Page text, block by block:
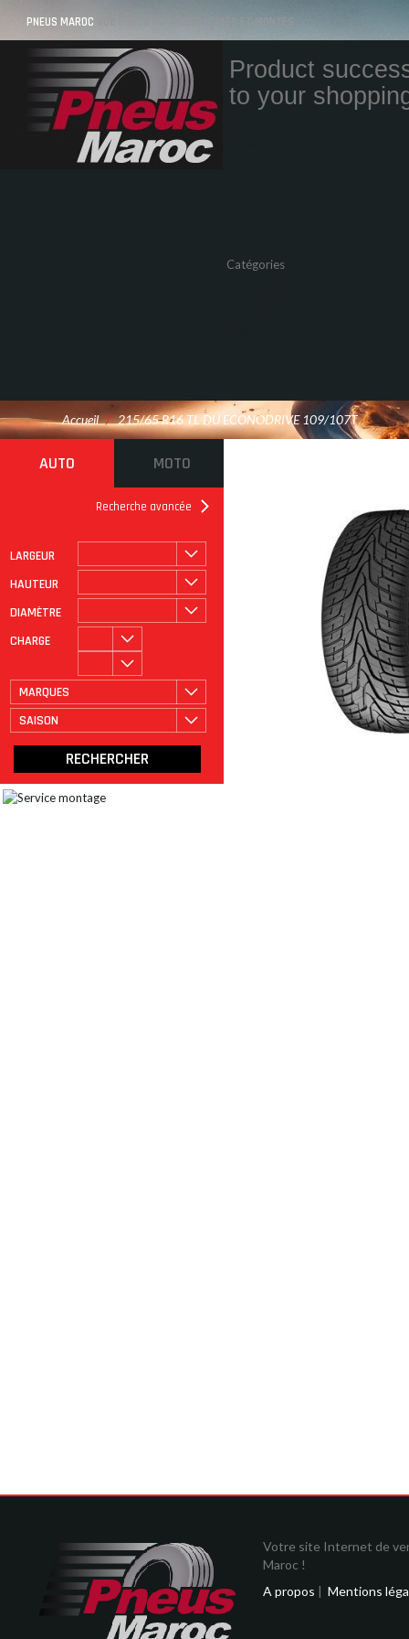
PNEUS MAROC VOS PNEUS AU MAROC LIVRÉS ET MONTÉS
Product
to your
Catégories
Accueil / 215/65 R16 TL DU ECONODRIVE 109/107T
AUTO MOTO
Recherche avancée
LARGEUR
HAUTEUR
DIAMÈTRE
CHARGE
MARQUES
SAISON
ROULAGE À PLAT
Votre site Internet de
Maroc !
A propos | Mentions